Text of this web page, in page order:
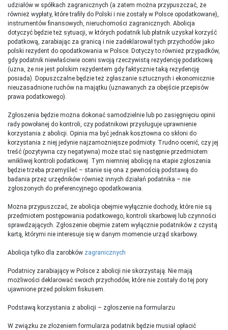
udziałów w spółkach zagranicznych (a zatem można przypuszczać, że
również wypłaty, które trafiły do Polski i nie zostały w Polsce opodatkowane),
instrumentów finansowych, nieruchomości zagranicznych. Abolicja
dotyczyć będzie też sytuacji, w których podatnik lub płatnik uzyskał korzyść
podatkową, zarabiając za granicą i nie zadeklarował tych przychodów jako
polski rezydent do opodatkowania w Polsce. Dotyczy to również przypadków,
gdy podatnik niewłaściwie oceni swoją rzeczywistą rezydencję podatkową
(uzna, że nie jest polskim rezydentem gdy faktycznie taką rezydencję
posiada). Dopuszczalne będzie też zgłaszanie sztucznych i ekonomicznie
nieuzasadnione ruchów na majątku (uznawanych za obejście przepisów
prawa podatkowego).
Zgłoszenia będzie można dokonać samodzielnie lub po zasięgnięciu opinii
rady powołanej do kontroli, czy podatnikowi przysługuje uprawnienie
korzystania z abolicji. Opinia ma być jednak kosztowna co skłoni do
korzystania z niej jedynie najzamożniejsze podmioty. Trudno ocenić, czy jej
treść (pozytywna czy negatywna) może stać się następnie przedmiotem
wnikliwej kontroli podatkowej. Tym niemniej abolicję na etapie zgłoszenia
będzie trzeba przemyśleć – stanie się ona z pewnością podstawą do
badania przez urzędników również innych działań podatnika – nie
zgłoszonych do preferencyjnego opodatkowania.
Można przypuszczać, że abolicja obejmie wyłącznie dochody, które nie są
przedmiotem postępowania podatkowego, kontroli skarbowej lub czynności
sprawdzających. Zgłoszenie obejmie zatem wyłącznie podatników z czystą
kartą, którymi nie interesuje się w danym momencie urząd skarbowy.
Abolicja tylko dla zarobków zagranicznych
Podatnicy zarabiający w Polsce z abolicji nie skorzystają. Nie mają
możliwości deklarować swoich przychodów, które nie zostały do tej pory
ujawnione przed polskim fiskusem.
Podstawą korzystania z abolicji – zgłoszenie na formularzu
W związku ze złożeniem formularza podatnik będzie musiał opłacić